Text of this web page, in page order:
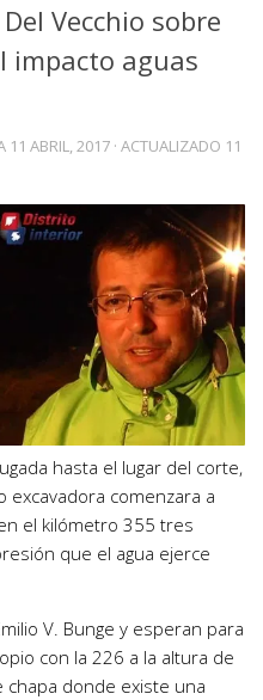
Vecchio sobre
impacto aguas
11 ABRIL, 2017 · ACTUALIZADO 11
hasta el lugar del corte,
comenzara a
el kilómetro 355 tres
que el agua ejerce
V. Bunge y esperan para
con la 226 a la altura de
chapa donde existe una